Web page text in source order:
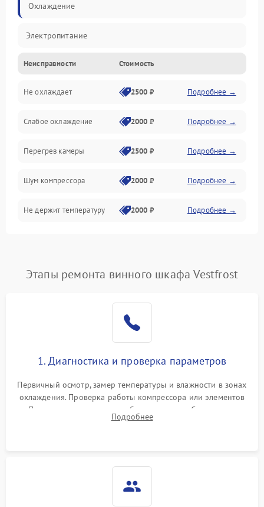
Охлаждение
Электропитание
Неисправности Стоимость
Не охлаждает 2500 ₽ Подробнее →
Слабое охлаждение 2000 ₽ Подробнее →
Перегрев камеры 2500 ₽ Подробнее →
Шум компрессора 2000 ₽ Подробнее →
Не держит температуру 2000 ₽ Подробнее →
Этапы ремонта винного шкафа Vestfrost
1. Диагностика и проверка параметров
Первичный осмотр, замер температуры и влажности в зонах
охлаждения. Проверка работы компрессора или элементов
Пельтье, оценка уровня вибрации и шума. Считывание
ошибок с модуля управления.
Подробнее